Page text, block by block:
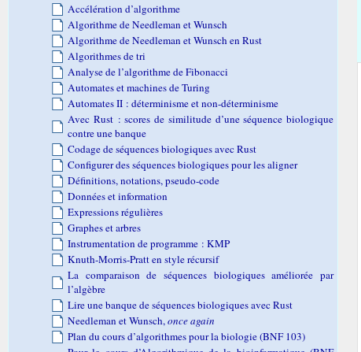
Accélération d’algorithme
Algorithme de Needleman et Wunsch
Algorithme de Needleman et Wunsch en Rust
Algorithmes de tri
Analyse de l’algorithme de Fibonacci
Automates et machines de Turing
Automates II : déterminisme et non-déterminisme
Avec Rust : scores de similitude d’une séquence biologique
contre une banque
Codage de séquences biologiques avec Rust
Configurer des séquences biologiques pour les aligner
Définitions, notations, pseudo-code
Données et information
Expressions régulières
Graphes et arbres
Instrumentation de programme : KMP
Knuth-Morris-Pratt en style récursif
La comparaison de séquences biologiques améliorée par
l’algèbre
Lire une banque de séquences biologiques avec Rust
Needleman et Wunsch,once again
Plan du cours d’algorithmes pour la biologie (BNF 103)